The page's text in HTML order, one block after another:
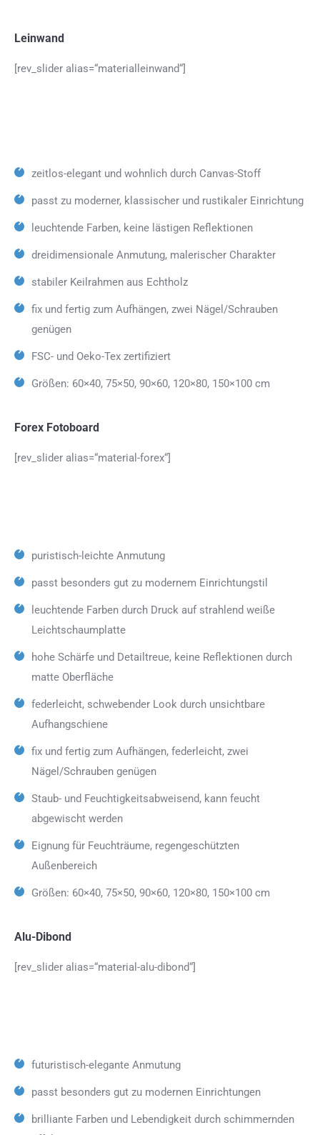
Leinwand
[rev_slider alias=“materialleinwand“]
zeitlos-elegant und wohnlich durch Canvas-Stoff
passt zu moderner, klassischer und rustikaler Einrichtung
leuchtende Farben, keine lästigen Reflektionen
dreidimensionale Anmutung, malerischer Charakter
stabiler Keilrahmen aus Echtholz
fix und fertig zum Aufhängen, zwei Nägel/Schrauben
genügen
FSC- und Oeko-Tex zertifiziert
Größen: 60×40, 75×50, 90×60, 120×80, 150×100 cm
Forex Fotoboard
[rev_slider alias=“material-forex“]
puristisch-leichte Anmutung
passt besonders gut zu modernem Einrichtungstil
leuchtende Farben durch Druck auf strahlend weiße
Leichtschaumplatte
hohe Schärfe und Detailtreue, keine Reflektionen durch
matte Oberfläche
federleicht, schwebender Look durch unsichtbare
Aufhangschiene
fix und fertig zum Aufhängen, federleicht, zwei
Nägel/Schrauben genügen
Staub- und Feuchtigkeitsabweisend, kann feucht
abgewischt werden
Eignung für Feuchträume, regengeschützten
Außenbereich
Größen: 60×40, 75×50, 90×60, 120×80, 150×100 cm
Alu-Dibond
[rev_slider alias=“material-alu-dibond“]
futuristisch-elegante Anmutung
passt besonders gut zu modernen Einrichtungen
brilliante Farben und Lebendigkeit durch schimmernden